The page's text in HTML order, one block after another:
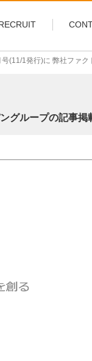
1発行)に 弊社ファクトリ
グループの記事掲